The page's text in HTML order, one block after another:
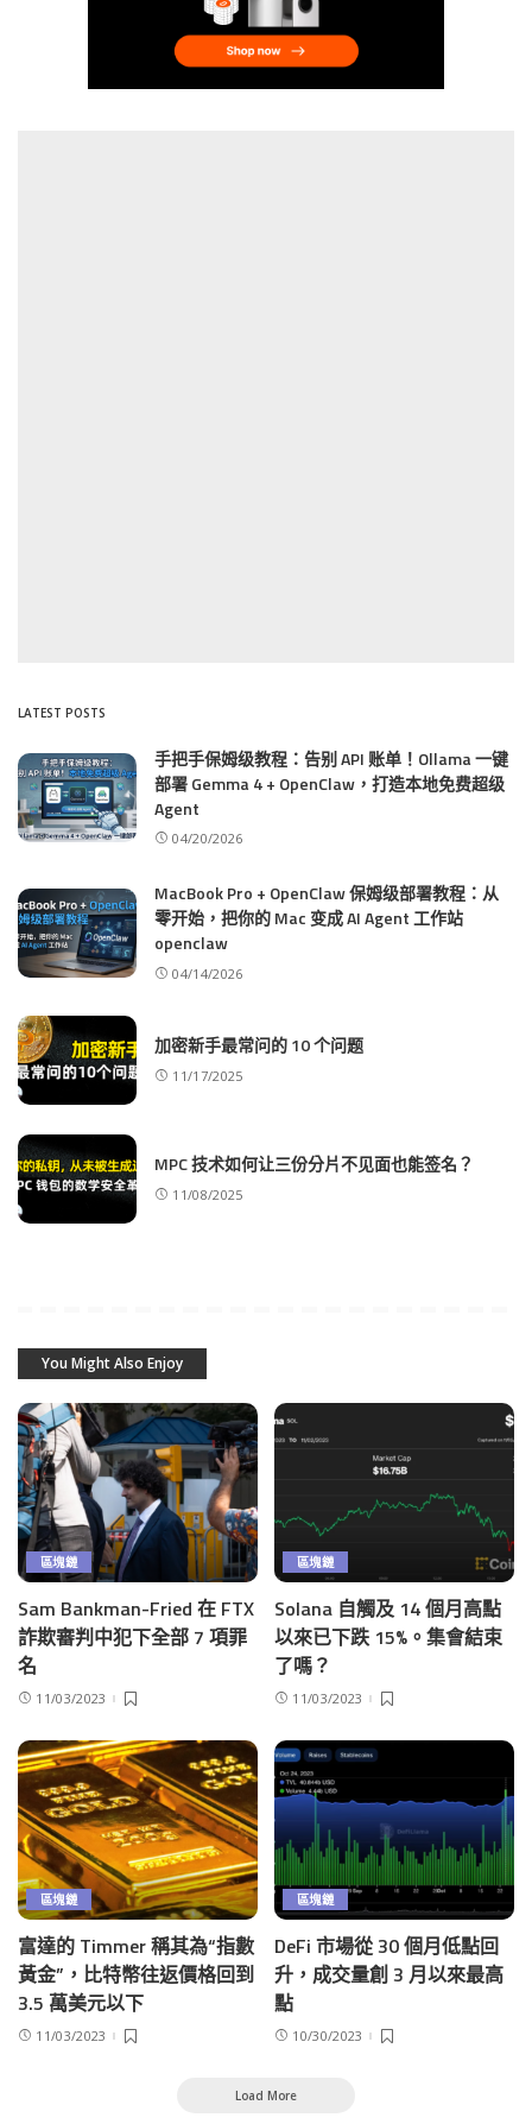
LATEST POSTS
手把手保姆级教程：告别 API 账单！Ollama 一键
部署 Gemma 4 + OpenClaw，打造本地免费超级
Agent
04/20/2026
MacBook Pro + OpenClaw 保姆级部署教程：从
零开始，把你的 Mac 变成 AI Agent 工作站
openclaw
04/14/2026
加密新手最常问的 10 个问题
11/17/2025
MPC 技术如何让三份分片不见面也能签名？
11/08/2025
You Might Also Enjoy
區塊鏈
Sam Bankman-Fried 在 FTX
詐欺審判中犯下全部 7 項罪
名
11/03/2023
區塊鏈
Solana 自觸及 14 個月高點
以來已下跌 15%。集會結束
了嗎？
11/03/2023
區塊鏈
富達的 Timmer 稱其為“指數
黃金”，比特幣往返價格回到
3.5 萬美元以下
11/03/2023
區塊鏈
DeFi 市場從 30 個月低點回
升，成交量創 3 月以來最高
點
10/30/2023
Load More